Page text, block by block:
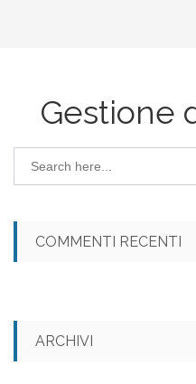
Gestione
COMMENTI RECENTI
ARCHIVI